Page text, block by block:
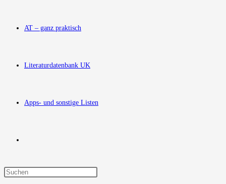
AT – ganz praktisch
Literaturdatenbank UK
Apps- und sonstige Listen
Suche